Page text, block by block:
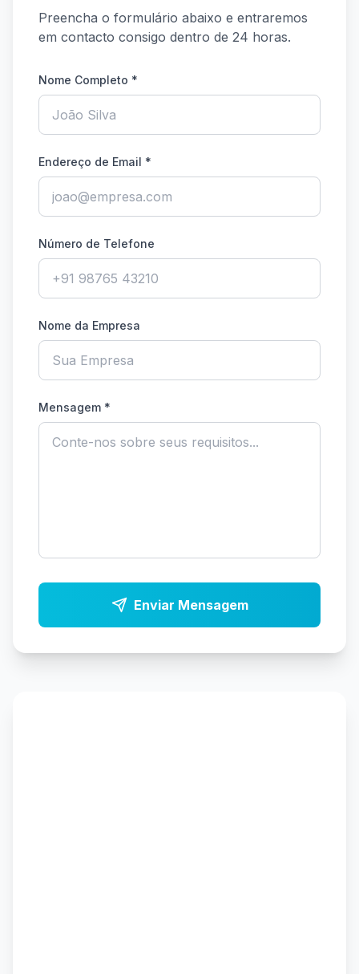
Preencha o formulário abaixo e entraremos
em contacto consigo dentro de 24 horas.
Nome Completo *
Endereço de Email *
Número de Telefone
Nome da Empresa
Mensagem *
Enviar Mensagem